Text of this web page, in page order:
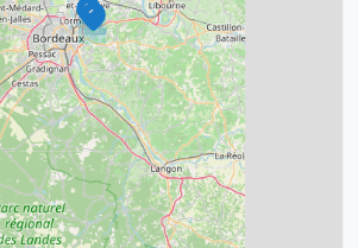
3
2
32
2
11